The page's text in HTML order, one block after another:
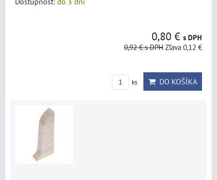
0,80 € s DPH
0,92 €s DPH Zľava 0,12 €
ks DO KOŠÍKA